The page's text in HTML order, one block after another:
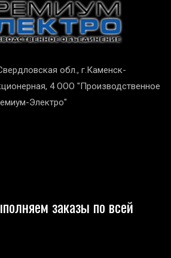
обл., г.Каменск-
4 ООО "Производственное
Электро"
заказы по всей